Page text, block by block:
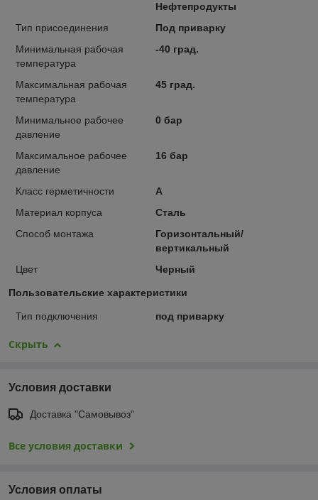
Нефтепродукты
Тип присоединения
Под приварку
Минимальная рабочая
температура
-40 град.
Максимальная рабочая
температура
45 град.
Минимальное рабочее
давление
0 бар
Максимальное рабочее
давление
16 бар
Класс герметичности
А
Материал корпуса
Сталь
Способ монтажа
Горизонтальный/
вертикальный
Цвет
Черный
Пользовательские характеристики
Тип подключения под приварку
Скрыть
Условия доставки
Доставка "Самовывоз"
Все условия доставки
Условия оплаты